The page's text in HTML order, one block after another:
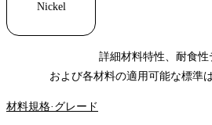
Nickel
詳細材料特性、耐食性
および各材料の適用可能な標準
材料規格·グレード